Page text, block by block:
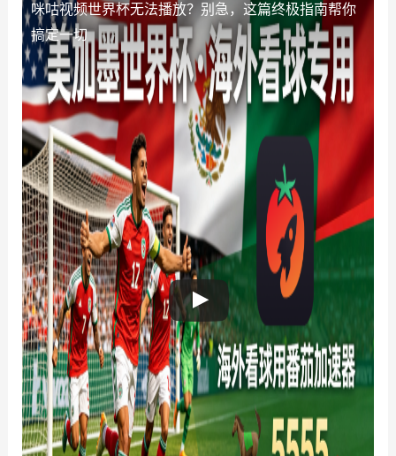
咪咕视频世界杯无法播放？别急，这篇终极指南帮你
搞定一切